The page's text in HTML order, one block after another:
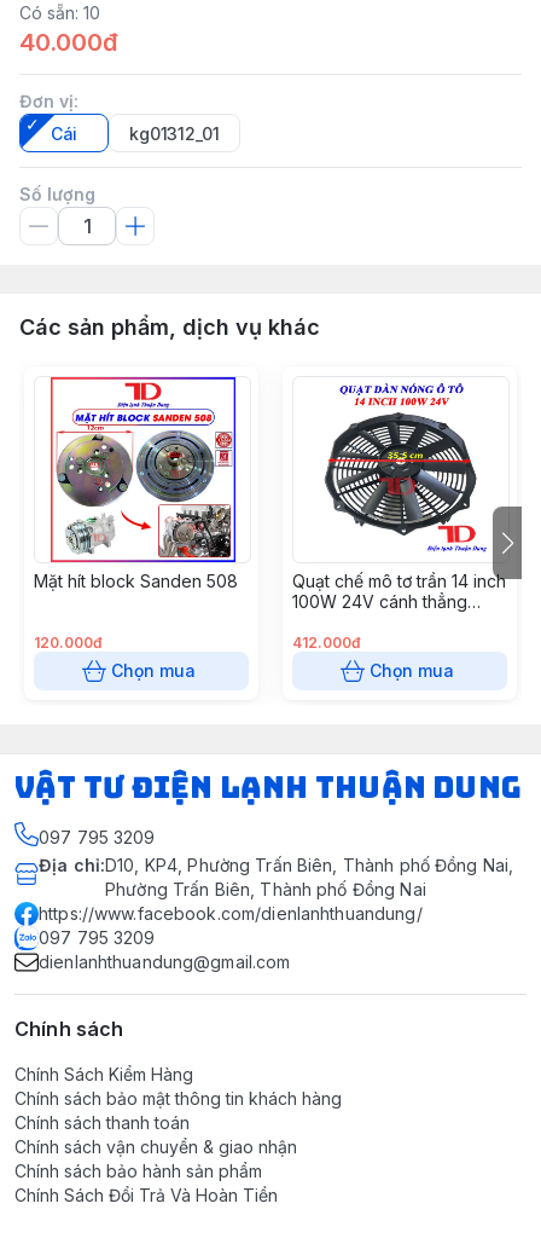
Có sẵn: 10
40.000đ
Đơn vị:
Cái
kg01312_01
Số lượng
Các sản phẩm, dịch vụ khác
Mặt hít block Sanden 508
120.000đ
Chọn mua
Quạt chế mô tơ trần 14 inch
100W 24V cánh thẳng
412.000đ
Chọn mua
VẬT TƯ ĐIỆN LẠNH THUẬN DUNG
097 795 3209
Địa chỉ:D10, KP4, Phường Trấn Biên, Thành phố Đồng Nai,
Phường Trấn Biên, Thành phố Đồng Nai
https://www.facebook.com/dienlanhthuandung/
097 795 3209
dienlanhthuandung@gmail.com
Chính sách
Chính Sách Kiểm Hàng
Chính sách bảo mật thông tin khách hàng
Chính sách thanh toán
Chính sách vận chuyển & giao nhận
Chính sách bảo hành sản phẩm
Chính Sách Đổi Trả Và Hoàn Tiền